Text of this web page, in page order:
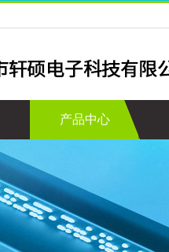
产品中心